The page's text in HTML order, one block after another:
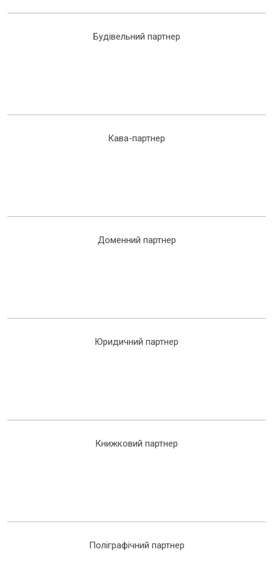
Будівельний партнер
Кава-партнер
Доменний партнер
Юридичний партнер
Книжковий партнер
Поліграфічний партнер